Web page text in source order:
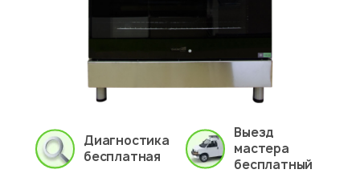
Диагностика
бесплатная
Выезд
мастера
бесплатный